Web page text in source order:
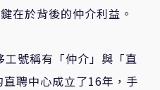
在於背後的仲介利益。
號稱有「仲介」與「直
聘中心成立了16年，手